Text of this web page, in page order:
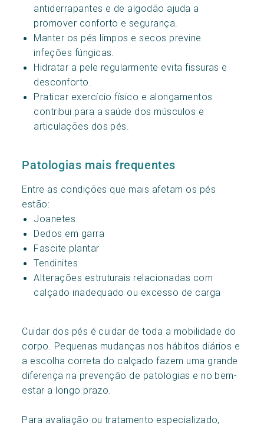
antiderrapantes e de algodão ajuda a
promover conforto e segurança.
Manter os pés limpos e secos previne
infeções fúngicas.
Hidratar a pele regularmente evita fissuras e
desconforto.
Praticar exercício físico e alongamentos
contribui para a saúde dos músculos e
articulações dos pés.
Patologias mais frequentes
Entre as condições que mais afetam os pés
estão:
Joanetes
Dedos em garra
Fascite plantar
Tendinites
Alterações estruturais relacionadas com
calçado inadequado ou excesso de carga
Cuidar dos pés é cuidar de toda a mobilidade do
corpo. Pequenas mudanças nos hábitos diários e
a escolha correta do calçado fazem uma grande
diferença na prevenção de patologias e no bem-
estar a longo prazo.
Para avaliação ou tratamento especializado,